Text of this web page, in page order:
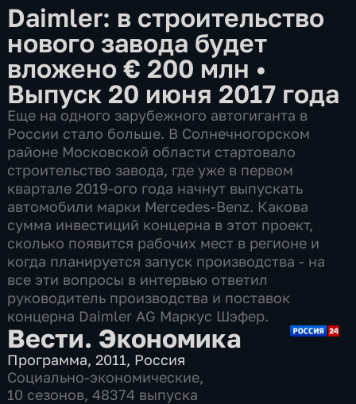
Daimler: в строительство
нового завода будет
вложено € 200 млн •
Выпуск 20 июня 2017 года
Еще на одного зарубежного автогиганта в
России стало больше. В Солнечногорском
районе Московской области стартовало
строительство завода, где уже в первом
квартале 2019-ого года начнут выпускать
автомобили марки Mercedes-Benz. Какова
сумма инвестиций концерна в этот проект,
сколько появится рабочих мест в регионе и
когда планируется запуск производства - на
все эти вопросы в интервью ответил
руководитель производства и поставок
концерна Daimler AG Маркус Шэфер.
Вести. Экономика
Программа,2011, Россия
Социально-экономические,
10 сезонов, 48374 выпуска